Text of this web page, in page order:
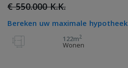
€ 550.000 K.K.
Bereken uw maximale hypotheek
122m2
Wonen